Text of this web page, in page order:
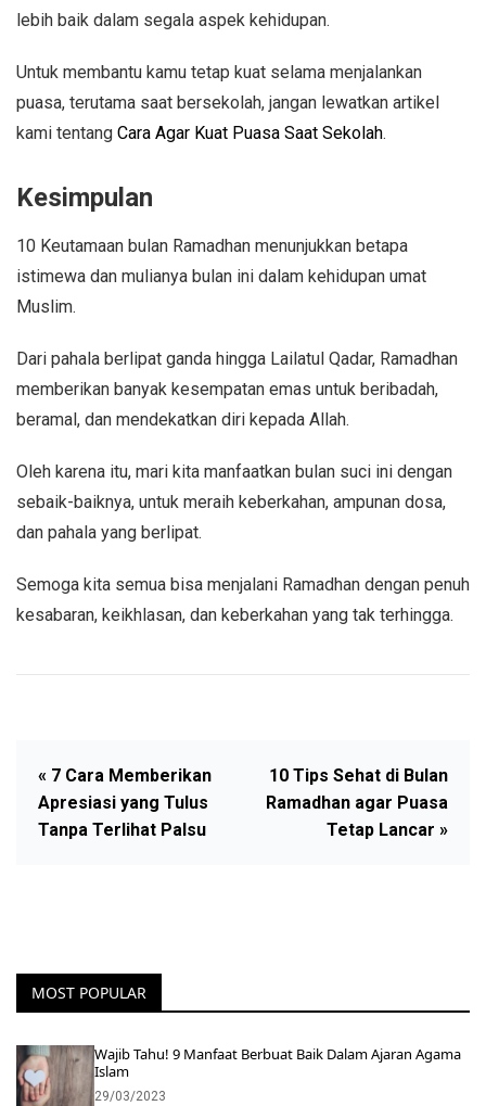
lebih baik dalam segala aspek kehidupan.
Untuk membantu kamu tetap kuat selama menjalankan
puasa, terutama saat bersekolah, jangan lewatkan artikel
kami tentang Cara Agar Kuat Puasa Saat Sekolah.
Kesimpulan
10 Keutamaan bulan Ramadhan menunjukkan betapa
istimewa dan mulianya bulan ini dalam kehidupan umat
Muslim.
Dari pahala berlipat ganda hingga Lailatul Qadar, Ramadhan
memberikan banyak kesempatan emas untuk beribadah,
beramal, dan mendekatkan diri kepada Allah.
Oleh karena itu, mari kita manfaatkan bulan suci ini dengan
sebaik-baiknya, untuk meraih keberkahan, ampunan dosa,
dan pahala yang berlipat.
Semoga kita semua bisa menjalani Ramadhan dengan penuh
kesabaran, keikhlasan, dan keberkahan yang tak terhingga.
« 7 Cara Memberikan
Apresiasi yang Tulus
Tanpa Terlihat Palsu
10 Tips Sehat di Bulan
Ramadhan agar Puasa
Tetap Lancar »
MOST POPULAR
Wajib Tahu! 9 Manfaat Berbuat Baik Dalam Ajaran Agama
Islam
29/03/2023